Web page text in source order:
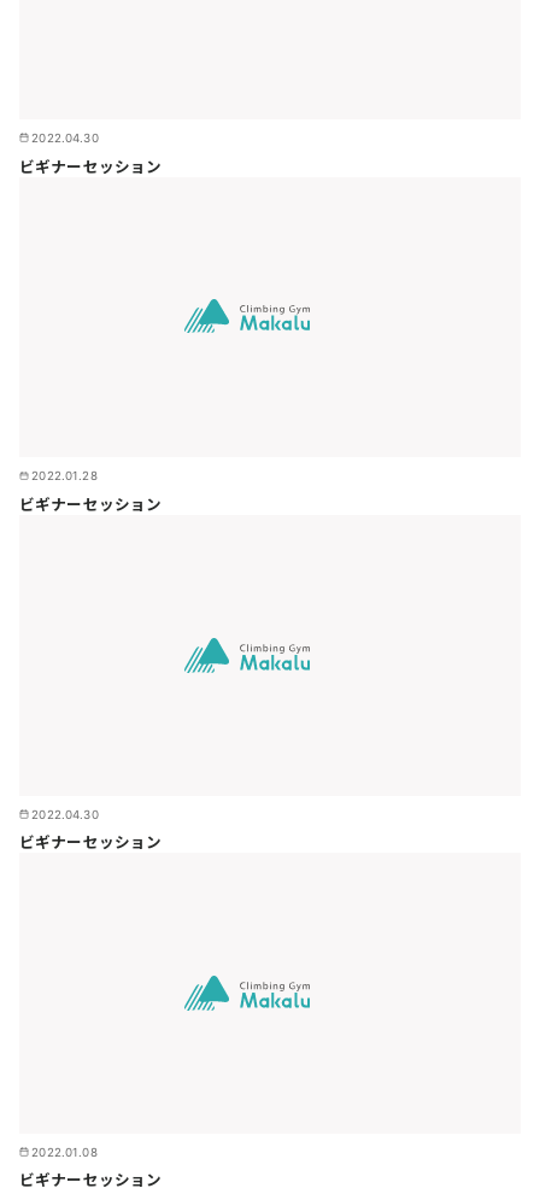
2022.04.30
ビギナーセッション
2022.01.28
ビギナーセッション
2022.04.30
ビギナーセッション
2022.01.08
ビギナーセッション